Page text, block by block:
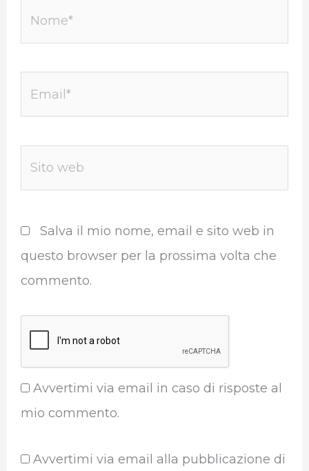
Salva il mio nome, email e sito web in
questo browser per la prossima volta che
commento.
Avvertimi via email in caso di risposte al
mio commento.
Avvertimi via email alla pubblicazione di